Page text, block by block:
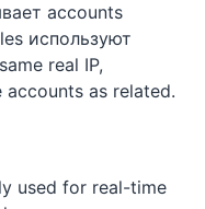
accounts
используют
real IP,
as related.
used for real-time